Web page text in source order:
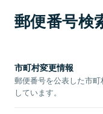
郵便番号検
市町村変更情報
郵便番号を公表した市
しています。